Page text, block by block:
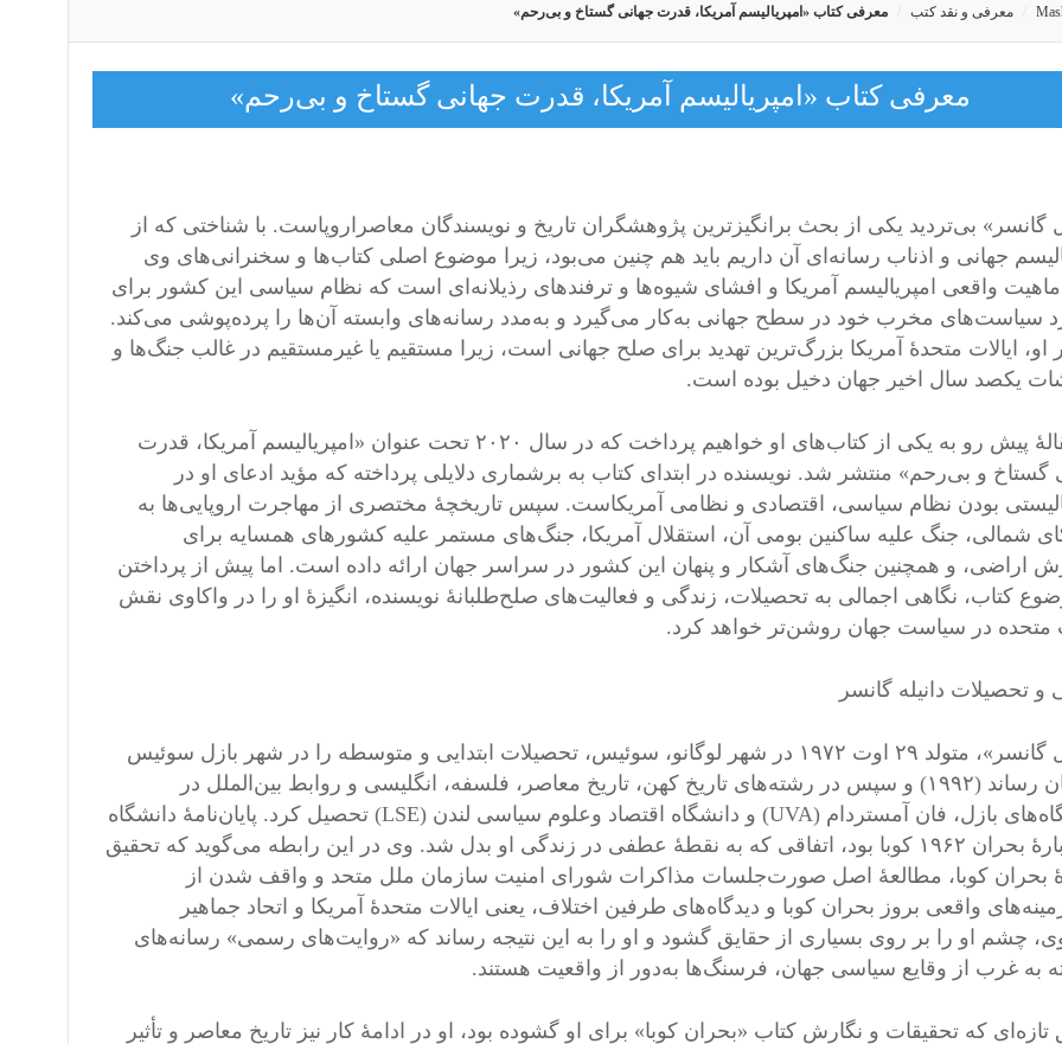
معرفی و نقد کتب معرفی کتاب «امپریالیسم آمریکا، قدرت جهانی گستاخ و بی‌رحم»
معرفی کتاب «امپریالیسم آمریکا، قدرت جهانی گستاخ و بی‌رحم»
گانسر» بی‌تردید یکی از بحث برانگیز‌‌‌ترین پژوهشگران تاریخ و نویسندگان معاصراروپاست. با شناختی که از
جهانی و اذناب رسانه‌ای آن داریم باید هم چنین می‌بود، زیرا موضوع اصلی کتاب‌ها و سخنرانی‌های وی
ماهیت واقعی امپریالیسم آمریکا و افشای شیوه‌ها و ترفند‌های رذیلانه‌ای است که نظام سیاسی این کشور برای
سیاست‌های مخرب خود در سطح جهانی به‌کار می‌گیرد و به‌مدد رسانه‌های وابسته آن‌ها را پرده‌پوشی می‌کند.
او، ایالات متحدۀ آمریکا بزرگ‌‌‌ترین تهدید برای صلح جهانی است، زیرا مستقیم یا غیرمستقیم در غالب جنگ‌ها و
یکصد سال اخیر جهان دخیل بوده است.
در مقالۀ پیش رو به یکی از کتاب‌های او خواهیم پرداخت که در سال ۲۰۲۰ تحت عنوان «امپریالیسم آمریکا، قدرت
گستاخ و بی‌رحم» منتشر شد. نویسنده در ابتدای کتاب به برشماری دلایلی پرداخته که مؤید ادعای او در
بودن نظام سیاسی، اقتصادی و نظامی آمریکاست. سپس تاریخچۀ مختصری از مهاجرت اروپایی‌ها به
شمالی، جنگ علیه ساکنین بومی آن، استقلال آمریکا، جنگ‌های مستمر علیه کشورهای همسایه برای
اراضی، و همچنین جنگ‌های آشکار و پنهان این کشور در سراسر جهان ارائه داده است. اما پیش از پرداختن
کتاب، نگاهی اجمالی به تحصیلات، زندگی و فعالیت‌های صلح‌طلبانۀ نویسنده، انگیزۀ او را در واکاوی نقش
متحده در سیاست جهان روشن‌تر خواهد کرد.
و تحصیلات دانیله گانسر
«دانیل گانسر»، متولد ۲۹ اوت ۱۹۷۲ در شهر لوگانو، سوئیس، تحصیلات ابتدایی و متوسطه را در شهر بازل سوئیس
به پایان رساند (۱۹۹۲) و سپس در رشته‌های تاریخ کهن، تاریخ معاصر، فلسفه، انگلیسی و روابط بین‌الملل در
دانشگاه‌های بازل، فان آمستردام (UVA) و دانشگاه اقتصاد وعلوم سیاسی لندن (LSE) تحصیل کرد. پایان‌نامۀ دانشگاه
او دربارۀ بحران ۱۹۶۲ کوبا بود، اتفاقی که به نقطۀ عطفی در زندگی او بدل شد. وی در این رابطه می‌گوید که تحقیق
بحران کوبا، مطالعۀ اصل صورت‌جلسات مذاکرات شورای امنیت سازمان ملل متحد و واقف شدن از
واقعی بروز بحران کوبا و دیدگاه‌های طرفین اختلاف، یعنی ایالات متحدۀ آمریکا و اتحاد جماهیر
چشم او را بر روی بسیاری از حقایق گشود و او را به این نتیجه رساند که «روایت‌های رسمی» رسانه‌های
به غرب از وقایع سیاسی جهان، فرسنگ‌ها به‌دور از واقعیت هستند.
تازه‌ای که تحقیقات و نگارش کتاب «بحران کوبا» برای او گشوده بود، او در ادامۀ کار نیز تاریخ معاصر و تأثیر